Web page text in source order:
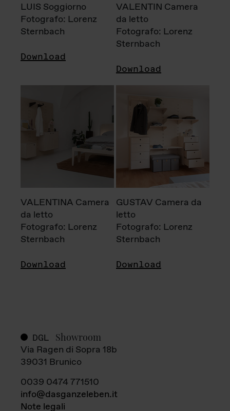
LUIS Soggiorno
Fotografo: Lorenz
Sternbach
Download
VALENTIN Camera
da letto
Fotografo: Lorenz
Sternbach
Download
VALENTINA Camera
da letto
Fotografo: Lorenz
Sternbach
Download
GUSTAV Camera da
letto
Fotografo: Lorenz
Sternbach
Download
DGL Showroom
Via Ragen di Sopra 18b
39031 Brunico
0039 0474 771510
info@dasganzeleben.it
Note legali